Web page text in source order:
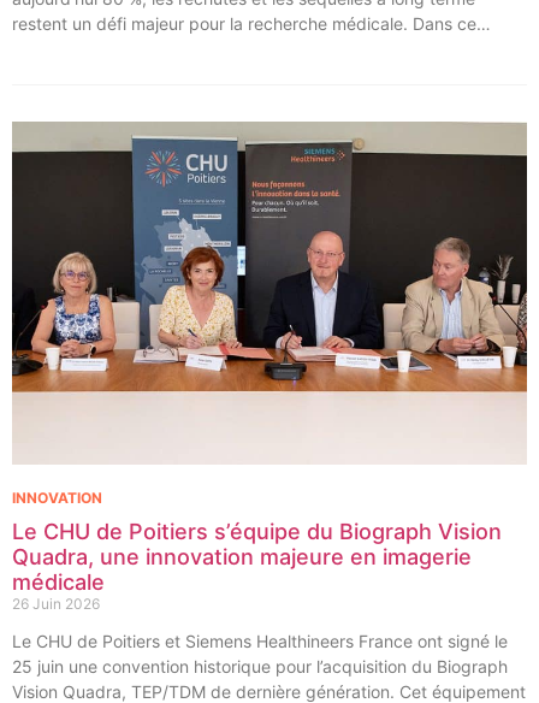
restent un défi majeur pour la recherche médicale. Dans ce
cancers pédiatriques.
Le CHU de Poitiers s’équipe du Biograph Vision
Quadra, une innovation majeure en imagerie
médicale
26 Juin 2026
INNOVATION
Le CHU de Poitiers et Siemens Healthineers France ont signé le
25 juin une convention historique pour l’acquisition du Biograph
Vision Quadra, TEP/TDM de dernière génération. Cet équipement